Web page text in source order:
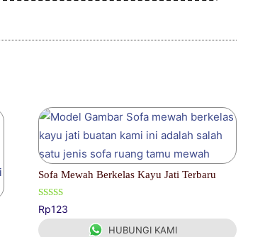
Sofa Mewah Berkelas Kayu Jati Terbaru
Dinilai
5.00
dari 5
Rp123
HUBUNGI KAMI